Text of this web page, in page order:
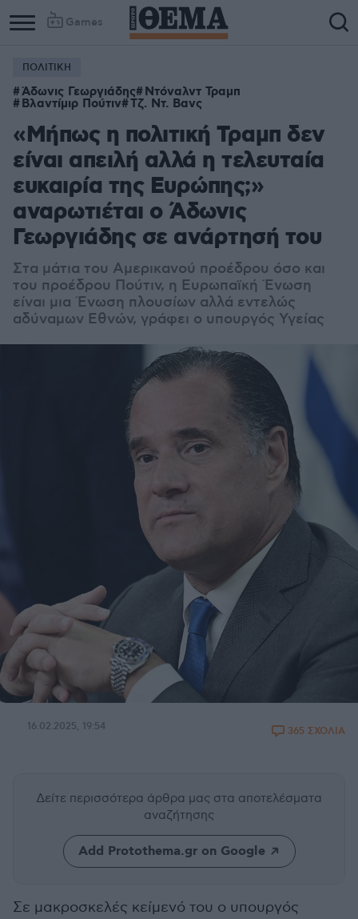
Games
ΠΟΛΙΤΙΚΗ
Άδωνις Γεωργιάδης Ντόναλντ Τραμπ
Βλαντίμιρ Πούτιν Τζ. Ντ. Βανς
«Μήπως η πολιτική Τραμπ δεν
είναι απειλή αλλά η τελευταία
ευκαιρία της Ευρώπης;»
αναρωτιέται ο Άδωνις
Γεωργιάδης σε ανάρτησή του
Στα μάτια του Αμερικανού προέδρου όσο και
του προέδρου Πούτιν, η Ευρωπαϊκή Ένωση
είναι μια Ένωση πλουσίων αλλά εντελώς
αδύναμων Εθνών, γράφει ο υπουργός Υγείας
16.02.2025, 19:54 365 ΣΧΟΛΙΑ
Δείτε περισσότερα άρθρα μας στα αποτελέσματα
αναζήτησης
Add Protothema.gr on Google
Σε μακροσκελές κείμενό του ο υπουργός